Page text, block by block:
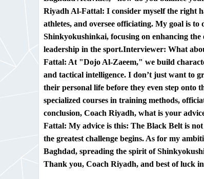
Riyadh Al-Fattal: I consider myself the right
athletes, and oversee officiating. My goal is
Shinkyokushinkai, focusing on enhancing
leadership in the sport.Interviewer: What
Fattal: At "Dojo Al-Zaeem," we build
and tactical intelligence. I don’t just want to
their personal life before they even step onto
specialized courses in training methods,
conclusion, Coach Riyadh, what is your
Fattal: My advice is this: The Black Belt is
the greatest challenge begins. As for my
Baghdad, spreading the spirit of
Thank you, Coach Riyadh, and best of luck